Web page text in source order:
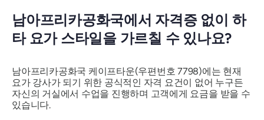
남아프리카공화국에서 자격증 없이 하
타 요가 스타일을 가르칠 수 있나요?
남아프리카공화국 케이프타운(우편번호 7798)에는 현재
요가 강사가 되기 위한 공식적인 자격 요건이 없어 누구든
자신의 거실에서 수업을 진행하며 고객에게 요금을 받을 수
있습니다.